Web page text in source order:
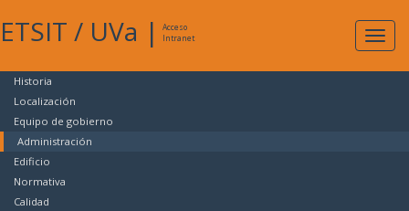
ETSIT / UVa |
Acceso
Intranet
Historia
Localización
Equipo de gobierno
Administración
Edificio
Normativa
Calidad